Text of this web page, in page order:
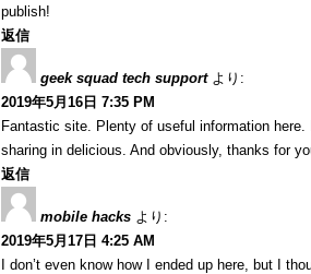
publish!
返信
geek squad tech support より:
2019年5月16日 7:35 PM
Fantastic site. Plenty of useful information
sharing in delicious. And obviously, thanks for
返信
mobile hacks より:
2019年5月17日 4:25 AM
I don’t even know how I ended up here, but I